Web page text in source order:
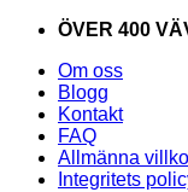
Skip
content
ÖVER 400
Om oss
Blogg
Kontakt
FAQ
Allmänna
Integritets